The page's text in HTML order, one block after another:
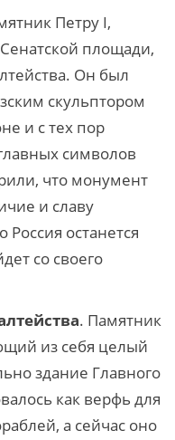
Петру I,
площади,
Он был
скульптором
и с тех пор
символов
что монумент
и славу
останется
со своего
. Памятник
из себя целый
здание Главного
как верфь для
а сейчас оно